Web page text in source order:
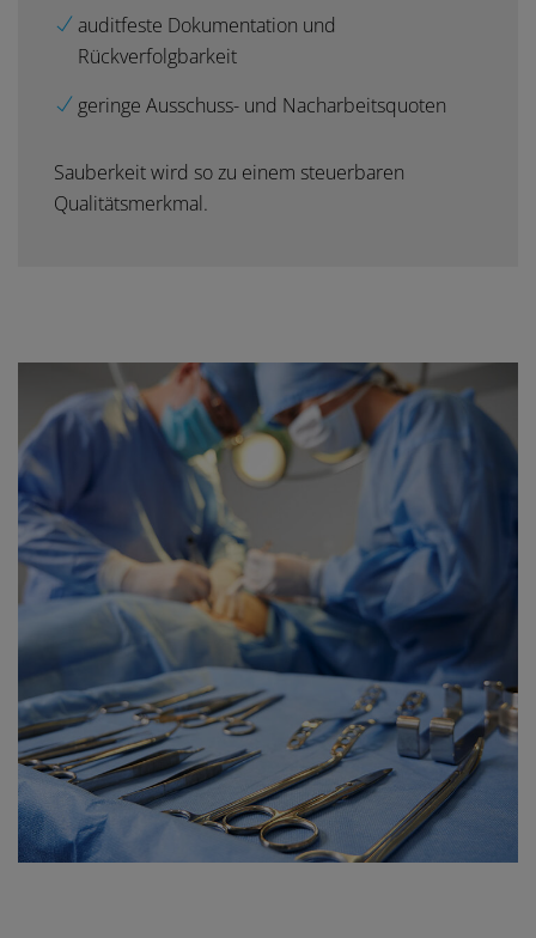
auditfeste Dokumentation und
Rückverfolgbarkeit
geringe Ausschuss- und Nacharbeitsquoten
Sauberkeit wird so zu einem steuerbaren
Qualitätsmerkmal.